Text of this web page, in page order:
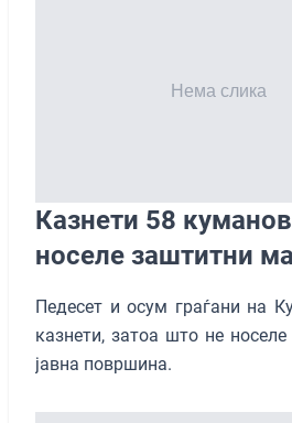
Казнети 58
носеле заштитни
Педесет и осум граѓани на
казнети, затоа што не
јавна површина.